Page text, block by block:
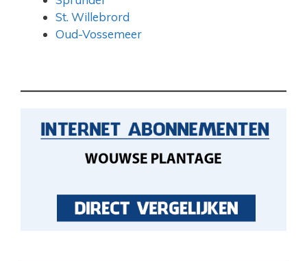
St. Willebrord
Oud-Vossemeer